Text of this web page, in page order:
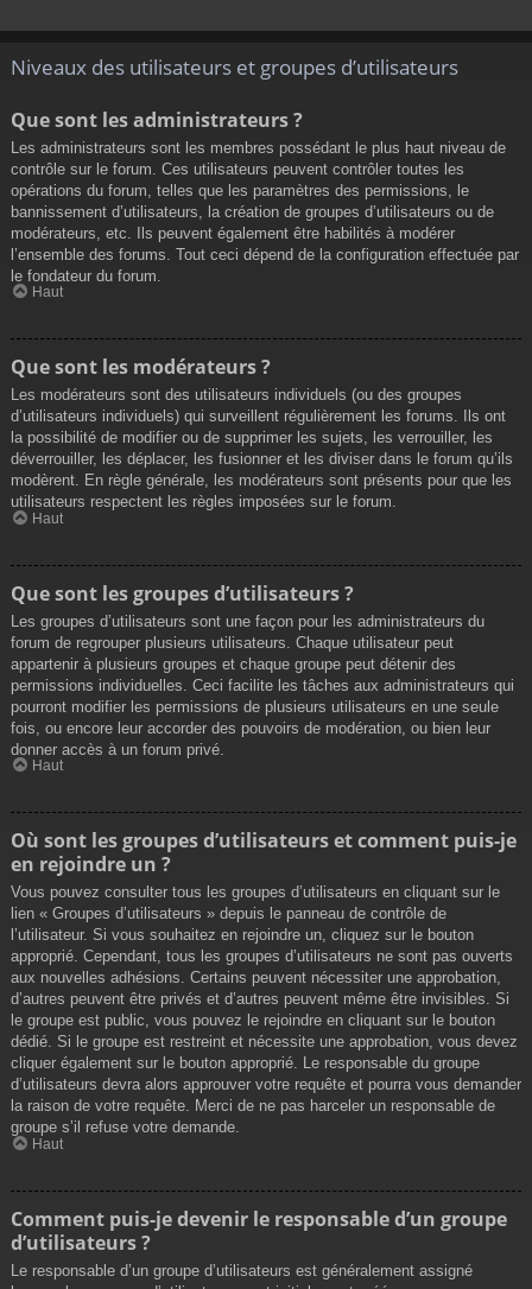
Niveaux des utilisateurs et groupes d’utilisateurs
Que sont les administrateurs ?
Les administrateurs sont les membres possédant le plus haut niveau de
contrôle sur le forum. Ces utilisateurs peuvent contrôler toutes les
opérations du forum, telles que les paramètres des permissions, le
bannissement d’utilisateurs, la création de groupes d’utilisateurs ou de
modérateurs, etc. Ils peuvent également être habilités à modérer
l’ensemble des forums. Tout ceci dépend de la configuration effectuée par
le fondateur du forum.
Haut
Que sont les modérateurs ?
Les modérateurs sont des utilisateurs individuels (ou des groupes
d’utilisateurs individuels) qui surveillent régulièrement les forums. Ils ont
la possibilité de modifier ou de supprimer les sujets, les verrouiller, les
déverrouiller, les déplacer, les fusionner et les diviser dans le forum qu’ils
modèrent. En règle générale, les modérateurs sont présents pour que les
utilisateurs respectent les règles imposées sur le forum.
Haut
Que sont les groupes d’utilisateurs ?
Les groupes d’utilisateurs sont une façon pour les administrateurs du
forum de regrouper plusieurs utilisateurs. Chaque utilisateur peut
appartenir à plusieurs groupes et chaque groupe peut détenir des
permissions individuelles. Ceci facilite les tâches aux administrateurs qui
pourront modifier les permissions de plusieurs utilisateurs en une seule
fois, ou encore leur accorder des pouvoirs de modération, ou bien leur
donner accès à un forum privé.
Haut
Où sont les groupes d’utilisateurs et comment puis-je
en rejoindre un ?
Vous pouvez consulter tous les groupes d’utilisateurs en cliquant sur le
lien « Groupes d’utilisateurs » depuis le panneau de contrôle de
l’utilisateur. Si vous souhaitez en rejoindre un, cliquez sur le bouton
approprié. Cependant, tous les groupes d’utilisateurs ne sont pas ouverts
aux nouvelles adhésions. Certains peuvent nécessiter une approbation,
d’autres peuvent être privés et d’autres peuvent même être invisibles. Si
le groupe est public, vous pouvez le rejoindre en cliquant sur le bouton
dédié. Si le groupe est restreint et nécessite une approbation, vous devez
cliquer également sur le bouton approprié. Le responsable du groupe
d’utilisateurs devra alors approuver votre requête et pourra vous demander
la raison de votre requête. Merci de ne pas harceler un responsable de
groupe s’il refuse votre demande.
Haut
Comment puis-je devenir le responsable d’un groupe
d’utilisateurs ?
Le responsable d’un groupe d’utilisateurs est généralement assigné